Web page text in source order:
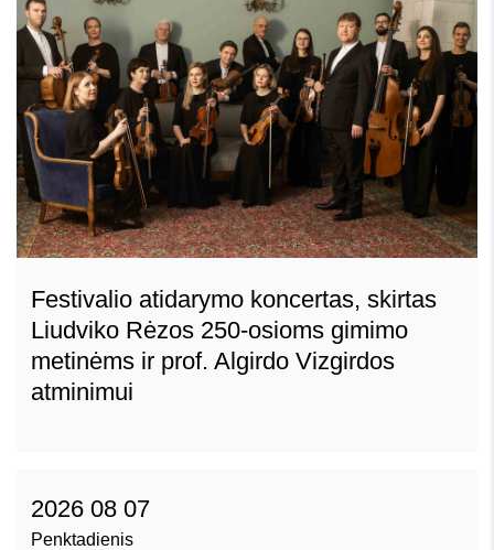
Festivalio atidarymo koncertas, skirtas
Liudviko Rėzos 250-osioms gimimo
metinėms ir prof. Algirdo Vizgirdos
atminimui
2026 08 07
Penktadienis